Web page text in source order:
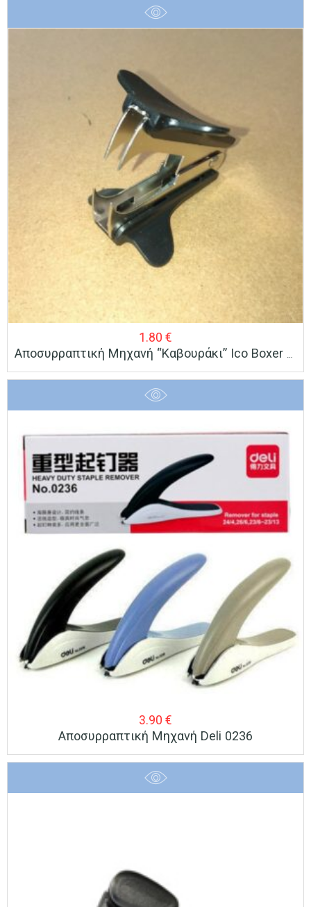
1.80 €
Αποσυρραπτική Μηχανή “καβουράκι” Ico Boxer Mini
3.90 €
Αποσυρραπτική Μηχανή Deli 0236